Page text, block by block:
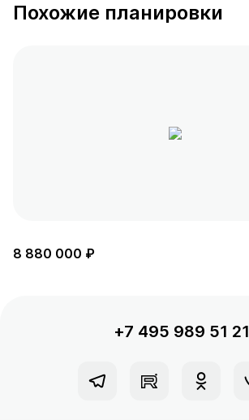
Похожие планировки
8 880 000 ₽
+7 495 989 51 21